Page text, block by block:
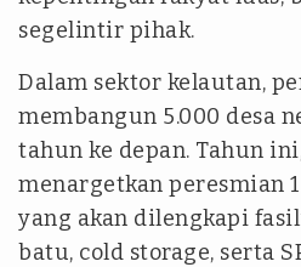
segelintir pihak.
Dalam sektor kelautan,
membangun 5.000 desa
tahun ke depan. Tahun
menargetkan peresmian
yang akan dilengkapi
batu, cold storage, serta